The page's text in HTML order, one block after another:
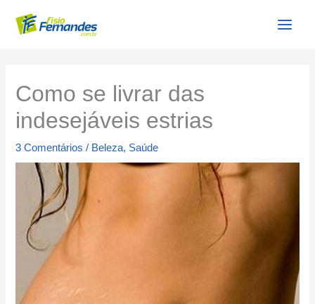
para
Como se livrar das
indesejáveis estrias
3 Comentários / Beleza, Saúde